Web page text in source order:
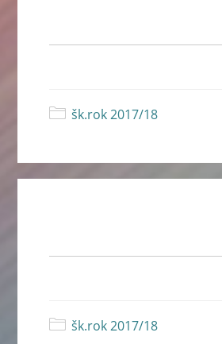
šk.rok 2017/18
šk.rok 2017/18